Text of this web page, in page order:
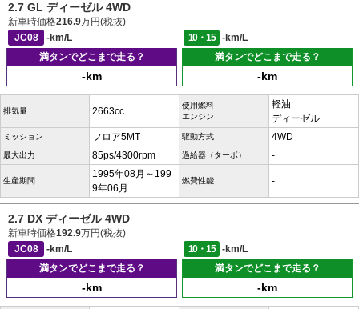
2.7 GL ディーゼル 4WD
新車時価格216.9万円(税抜)
JC08
-km/L 10・15
-km/L
満タンでどこまで走る？
-km
満タンでどこまで走る？
-km
排気量 2663cc
使用燃料
エンジン
軽油
ディーゼル
ミッション フロア5MT 駆動方式 4WD
最大出力 85ps/4300rpm 過給器（ターボ） -
生産期間
1995年08月～199
9年06月
燃費性能 -
2.7 DX ディーゼル 4WD
新車時価格192.9万円(税抜)
JC08
-km/L 10・15
-km/L
満タンでどこまで走る？
-km
満タンでどこまで走る？
-km